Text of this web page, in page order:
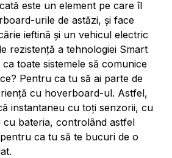
este un element pe care îl
urile de astăzi, și face
ieftină și un vehicul electric
rezistență a tehnologiei Smart
toate sistemele să comunice
Pentru ca tu să ai parte de
cu hoverboard-ul. Astfel,
instantaneu cu toți senzorii, cu
bateria, controlând astfel
ca tu să te bucuri de o